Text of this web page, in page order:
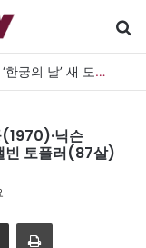
한궁 탄생 20년, 이제 AI를 쏜다…오늘 ‘한궁의 날’ 새 도약 선언
닉슨
빈 토플러(87살)
이메일 인쇄